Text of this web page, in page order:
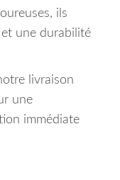
ils
une durabilité
livraison
une
immédiate